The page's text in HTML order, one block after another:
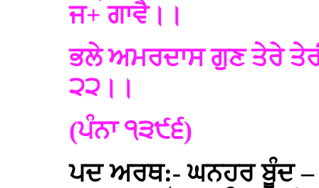
ਜ+ ਗਾਵੈ।।
ਭਲੇ ਅਮਰਦਾਸ ਗੁਣ ਤੇਰੇ
੨੨।।
(ਪੰਨਾ ੧੩੯੬)
ਪਦ ਅਰਥ:- ਘਨਹਰ ਬੂੰਦ